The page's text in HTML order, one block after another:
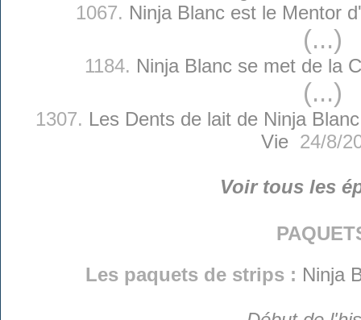
1067. Ninja Blanc est le Mentor
(...)
1184. Ninja Blanc se met de la
(...)
1307. Les Dents de lait de Ninja
Vie24/8/
Voir tous les
Les paquets de strips : Ninja